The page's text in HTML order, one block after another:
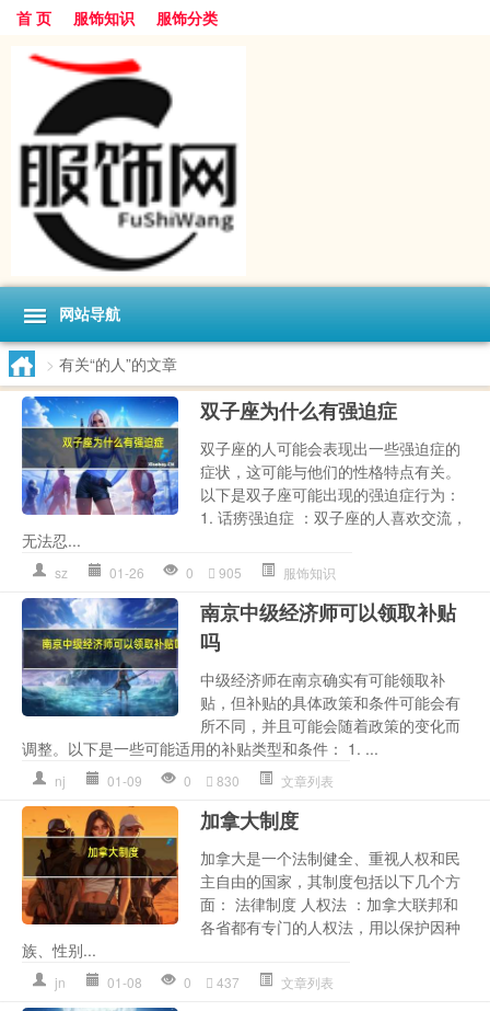
首 页 服饰知识 服饰分类
网站导航
> 有关“的人”的文章
双子座为什么有强迫症
双子座的人可能会表现出一些强迫症的
症状，这可能与他们的性格特点有关。
以下是双子座可能出现的强迫症行为：
1. 话痨强迫症 ：双子座的人喜欢交流，
无法忍...
sz 01-26 0 905 服饰知识
南京中级经济师可以领取补贴
吗
中级经济师在南京确实有可能领取补
贴，但补贴的具体政策和条件可能会有
所不同，并且可能会随着政策的变化而
调整。以下是一些可能适用的补贴类型和条件： 1. ...
nj 01-09 0 830 文章列表
加拿大制度
加拿大是一个法制健全、重视人权和民
主自由的国家，其制度包括以下几个方
面： 法律制度 人权法 ：加拿大联邦和
各省都有专门的人权法，用以保护因种
族、性别...
jn 01-08 0 437 文章列表